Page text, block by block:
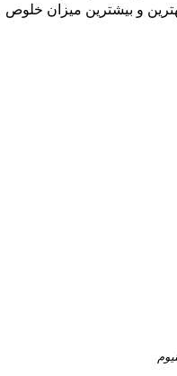
17 درصد(که بهترین و بیشترین میزان خلوص